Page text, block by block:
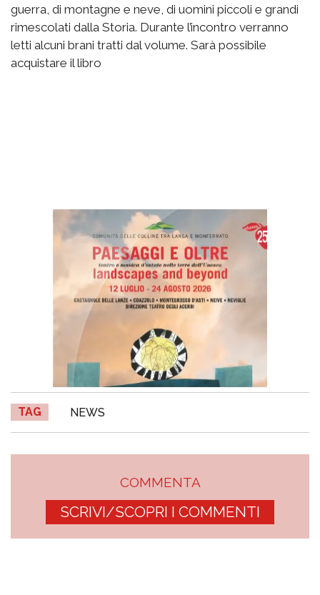
guerra, di montagne e neve, di uomini piccoli e grandi
rimescolati dalla Storia. Durante l’incontro verranno
letti alcuni brani tratti dal volume. Sarà possibile
acquistare il libro
TAG NEWS
COMMENTA
SCRIVI/SCOPRI I COMMENTI